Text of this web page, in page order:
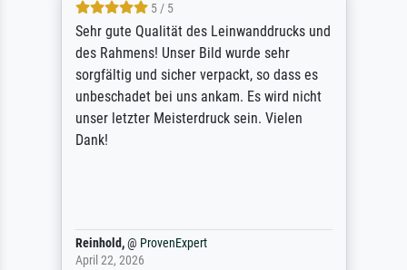
5 / 5
Sehr gute Qualität des Leinwanddrucks und
des Rahmens! Unser Bild wurde sehr
sorgfältig und sicher verpackt, so dass es
unbeschadet bei uns ankam. Es wird nicht
unser letzter Meisterdruck sein. Vielen
Dank!
Reinhold,@ ProvenExpert
April 22, 2026